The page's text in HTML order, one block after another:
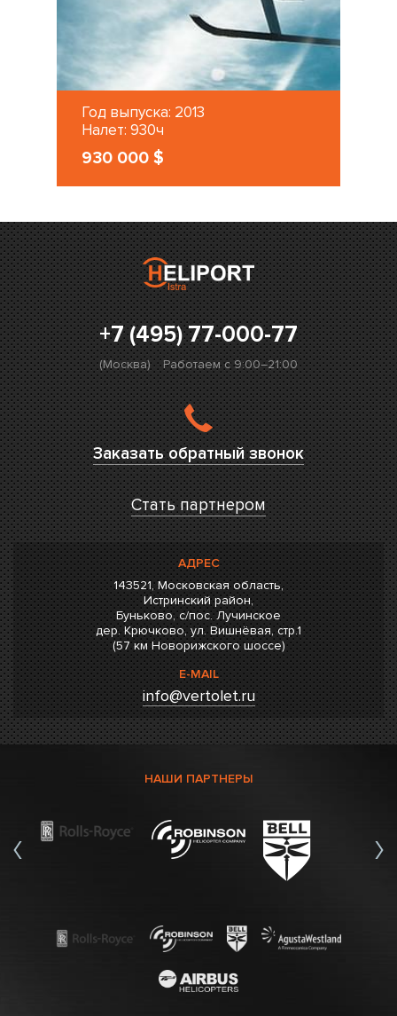
Год выпуска: 2013
Налет: 930ч
930 000 $
+7 (495) 77-000-77
(Москва) Работаем с 9:00–21:00
Заказать обратный звонок
Стать партнером
АДРЕС
143521, Московская область,
Истринский район,
Буньково, с/пос. Лучинское
дер. Крючково, ул. Вишнёвая, стр.1
(57 км Новорижского шоссе)
E-MAIL
info@vertolet.ru
НАШИ ПАРТНЕРЫ